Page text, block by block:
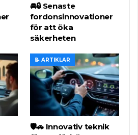
🚘🔒 Senaste
fordonsinnovationer
för att öka
säkerheten
📝 ARTIKLAR
🛡️🚗 Innovativ teknik